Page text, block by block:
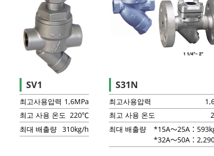
SV1
최고사용압력 1,6MPa
최고 사용 온도 220℃
최대 배출량 310kg/h
S31N
최고사용압력
최고 사용 온도
최대 배출량
*15A～25A：
*32A～50A：